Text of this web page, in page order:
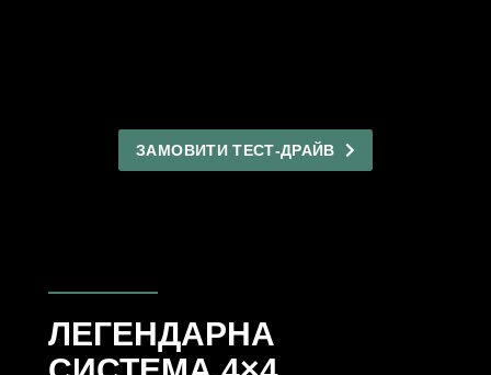
ЗАМОВИТИ ТЕСТ-ДРАЙВ
ЛЕГЕНДАРНА